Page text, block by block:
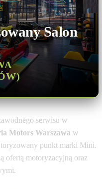
Salon
serwisu w
Motors Warszawa w
punkt marki Mini.
ofertą motoryzacyjną oraz